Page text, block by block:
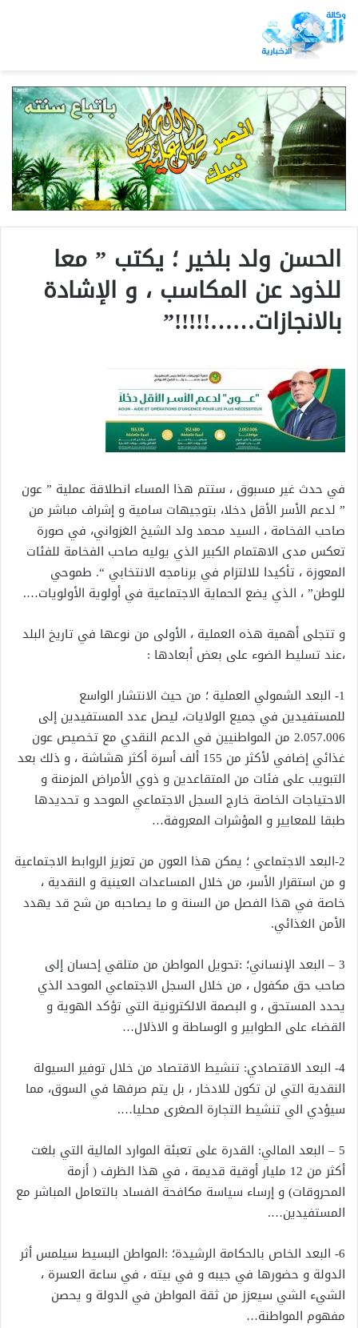
الحسن ولد بلخير ؛ يكتب ” معا
للذود عن المكاسب ، و الإشادة
بالانجازات……!!!!!”
في حدث غير مسبوق ، ستتم هذا المساء انطلاقة عملية ” عون
” لدعم الأسر الأقل دخلا، بتوجيهات سامية و إشراف مباشر من
صاحب الفخامة ، السيد محمد ولد الشيخ الغزواني، في صورة
تعكس مدى الاهتمام الكبير الذي يوليه صاحب الفخامة للفئات
المعوزة ، تأكيدا للالتزام في برنامجه الانتخابي “. طموحي
للوطن” ، الذي يضع الحماية الاجتماعية في أولوية الأولويات….
و تتجلى أهمية هذه العملية ، الأولى من نوعها في تاريخ البلد
،عند تسليط الضوء على بعض أبعادها :
1- البعد الشمولي العملية ؛ من حيث الانتشار الواسع
للمستفيدين في جميع الولايات، ليصل عدد المستفيدين إلى
2.057.006 من المواطنيين في الدعم النقدي مع تخصيص عون
غذائي إضافي لأكثر من 155 ألف أسرة أكثر هشاشة ، و ذلك بعد
التبويب على فئات من المتقاعدين و ذوي الأمراض المزمنة و
الاحتياجات الخاصة خارج السجل الاجتماعي الموحد و تحديدها
طبقا للمعايير و المؤشرات المعروفة…
2-البعد الاجتماعي ؛ يمكن هذا العون من تعزيز الروابط الاجتماعية
و من استقرار الأسر، من خلال المساعدات العينية و النقدية ،
خاصة في هذا الفصل من السنة و ما يصاحبه من شح قد يهدد
الأمن الغذائي.
3 – البعد الإنساني؛ :تحويل المواطن من متلقي إحسان إلى
صاحب حق مكفول ، من خلال السجل الاجتماعي الموحد الذي
يحدد المستحق ، و البصمة الالكترونية التي تؤكد الهوية و
القضاء على الطوابير و الوساطة و الاذلال…
4- البعد الاقتصادي: تنشيط الاقتصاد من خلال توفير السيولة
النقدية التي لن تكون للادخار ، بل يتم صرفها في السوق، مما
سيؤدي الي تنشيط التجارة الصغرى محليا….
5 – البعد المالي: القدرة على تعبئة الموارد المالية التي بلغت
أكثر من 12 مليار أوقية قديمة ، في هذا الظرف ( أزمة
المحروقات) و إرساء سياسة مكافحة الفساد بالتعامل المباشر مع
المستفيدين….
6- البعد الخاص بالحكامة الرشيدة؛ :المواطن البسيط سيلمس أثر
الدولة و حضورها في جيبه و في بيته ، في ساعة العسرة ،
الشيء الشي سيعزز من ثقة المواطن في الدولة و يحصن
مفهوم المواطنة…